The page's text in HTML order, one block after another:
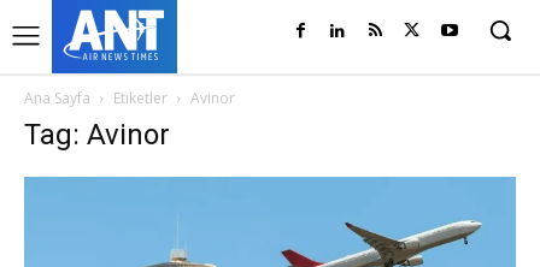
Ana Sayfa Etiketler Avinor
Tag: Avinor